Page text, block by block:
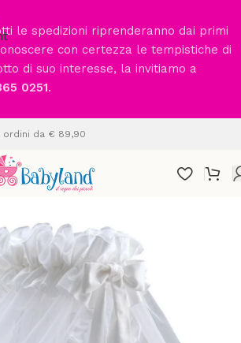
le spedizioni riprenderanno dai primi
con certezza le tempistiche di
di suo interesse, la invitiamo a
0251.
ordini da € 89,90